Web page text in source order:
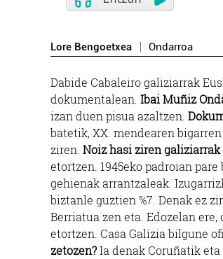
Lore Bengoetxea Ondarroa
Dabide Cabaleiro galiziarrak
dokumentalean. Ibai Muñiz
izan duen pisua azaltzen.
batetik, XX. mendearen
ziren. Noiz hasi ziren galiziarrak
etortzen. 1945eko padroian
gehienak arrantzaleak.
biztanle guztien %7. Denak ez
Berriatua zen eta. Edozelan
etortzen. Casa Galizia bilgune
zetozen?Ia denak Coruñatik